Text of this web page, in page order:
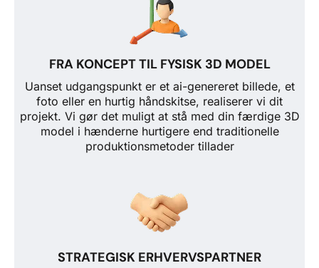
FRA KONCEPT TIL FYSISK 3D MODEL
Uanset udgangspunkt er et ai-genereret billede, et
foto eller en hurtig håndskitse, realiserer vi dit
projekt. Vi gør det muligt at stå med din færdige 3D
model i hænderne hurtigere end traditionelle
produktionsmetoder tillader
STRATEGISK ERHVERVSPARTNER